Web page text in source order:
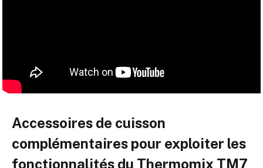
Accessoires de cuisson
complémentaires pour exploiter les
fonctionnalités du Thermomix TM7